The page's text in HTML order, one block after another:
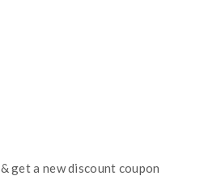
& get a new discount coupon